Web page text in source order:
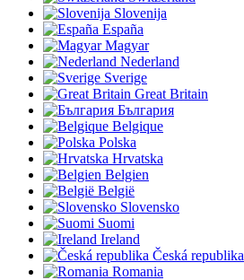
Slovenija
España
Magyar
Nederland
Sverige
Great Britain
България
Belgique
Polska
Hrvatska
Belgien
België
Slovensko
Suomi
Ireland
Česká republika
Romania